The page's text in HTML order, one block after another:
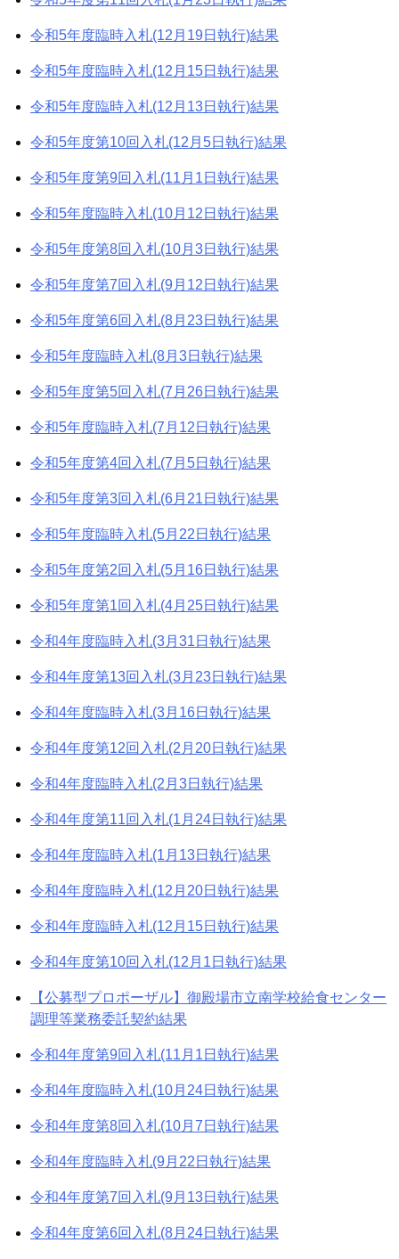
令和5年度臨時入札(12月19日執行)結果
令和5年度臨時入札(12月15日執行)結果
令和5年度臨時入札(12月13日執行)結果
令和5年度第10回入札(12月5日執行)結果
令和5年度第9回入札(11月1日執行)結果
令和5年度臨時入札(10月12日執行)結果
令和5年度第8回入札(10月3日執行)結果
令和5年度第7回入札(9月12日執行)結果
令和5年度第6回入札(8月23日執行)結果
令和5年度臨時入札(8月3日執行)結果
令和5年度第5回入札(7月26日執行)結果
令和5年度臨時入札(7月12日執行)結果
令和5年度第4回入札(7月5日執行)結果
令和5年度第3回入札(6月21日執行)結果
令和5年度臨時入札(5月22日執行)結果
令和5年度第2回入札(5月16日執行)結果
令和5年度第1回入札(4月25日執行)結果
令和4年度臨時入札(3月31日執行)結果
令和4年度第13回入札(3月23日執行)結果
令和4年度臨時入札(3月16日執行)結果
令和4年度第12回入札(2月20日執行)結果
令和4年度臨時入札(2月3日執行)結果
令和4年度第11回入札(1月24日執行)結果
令和4年度臨時入札(1月13日執行)結果
令和4年度臨時入札(12月20日執行)結果
令和4年度臨時入札(12月15日執行)結果
令和4年度第10回入札(12月1日執行)結果
【公募型プロポーザル】御殿場市立南学校給食センター
調理等業務委託契約結果
令和4年度第9回入札(11月1日執行)結果
令和4年度臨時入札(10月24日執行)結果
令和4年度第8回入札(10月7日執行)結果
令和4年度臨時入札(9月22日執行)結果
令和4年度第7回入札(9月13日執行)結果
令和4年度第6回入札(8月24日執行)結果